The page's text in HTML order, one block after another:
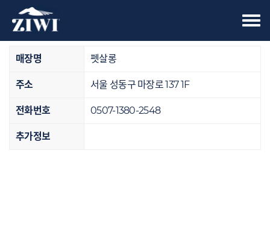
오프라인 매장
매장명 펫살롱
주소 서울 성동구 마장로 137 1F
전화번호 0507-1380-2548
추가정보